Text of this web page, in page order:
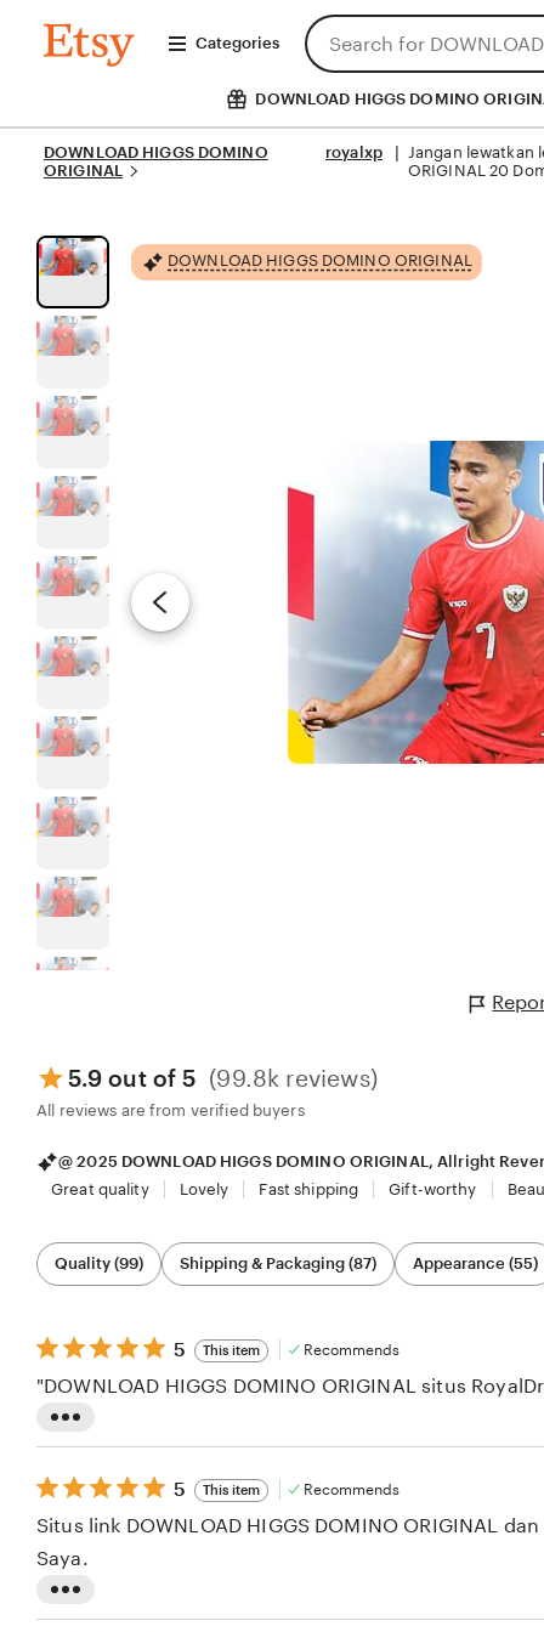
DOWNLOAD
HIGGS
DOMINO
Categories
Search
for
items
or
shops
DOWNLOAD HIGGS DOMINO
DOWNLOAD HIGGS DOMINO
ORIGINAL
royalxp | Jangan lewatkan
ORIGINAL 20
DOWNLOAD HIGGS DOMINO ORIGINAL
5.9 out of 5 (99.8k reviews)
All reviews are from verified buyers
@ 2025 DOWNLOAD HIGGS DOMINO ORIGINAL, Allright
Great quality
Lovely Fast shipping Gift-worthy
Filter
by
category
Quality (99) Shipping & Packaging (87) Appearance (55)
5
of
5 This item Recommends
s
t
i
n
"DOWNLOAD HIGGS DOMINO ORIGINAL situs
5
of
5
stars
5 This item Recommends
Situs link DOWNLOAD HIGGS DOMINO ORIGINAL
Saya.